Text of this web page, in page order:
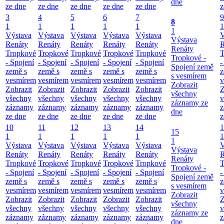
ze dne
ze dne
ze dne
ze dne
ze dne
dne
3
1
Výstava
Renáty
Tropkové
- Spojení
země s
vesmírem
Zobrazit
všechny
záznamy
ze dne
4
1
Výstava
Renáty
Tropkové
- Spojení
země s
vesmírem
Zobrazit
všechny
záznamy
ze dne
5
1
Výstava
Renáty
Tropkové
- Spojení
země s
vesmírem
Zobrazit
všechny
záznamy
ze dne
6
1
Výstava
Renáty
Tropkové
- Spojení
země s
vesmírem
Zobrazit
všechny
záznamy
ze dne
7
1
Výstava
Renáty
Tropkové
- Spojení
země s
vesmírem
Zobrazit
všechny
záznamy
ze dne
8
1
Výstava
Renáty
Tropkové -
Spojení země
s vesmírem
Zobrazit
všechny
záznamy ze
dne
9
1
-
10
1
Výstava
Renáty
Tropkové
- Spojení
země s
vesmírem
Zobrazit
všechny
záznamy
11
1
Výstava
Renáty
Tropkové
- Spojení
země s
vesmírem
Zobrazit
všechny
záznamy
12
1
Výstava
Renáty
Tropkové
- Spojení
země s
vesmírem
Zobrazit
všechny
záznamy
13
1
Výstava
Renáty
Tropkové
- Spojení
země s
vesmírem
Zobrazit
všechny
záznamy
14
1
Výstava
Renáty
Tropkové
- Spojení
země s
vesmírem
Zobrazit
všechny
záznamy
15
1
Výstava
Renáty
Tropkové -
Spojení země
s vesmírem
Zobrazit
všechny
záznamy ze
dne
1
-